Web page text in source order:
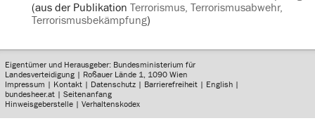
(aus der Publikation Terrorismus, Terrorismusabwehr,
Terrorismusbekämpfung)
Eigentümer und Herausgeber: Bundesministerium für
Landesverteidigung | Roßauer Lände 1, 1090 Wien
Impressum | Kontakt | Datenschutz | Barrierefreiheit | English |
bundesheer.at |Seitenanfang
Hinweisgeberstelle |Verhaltenskodex